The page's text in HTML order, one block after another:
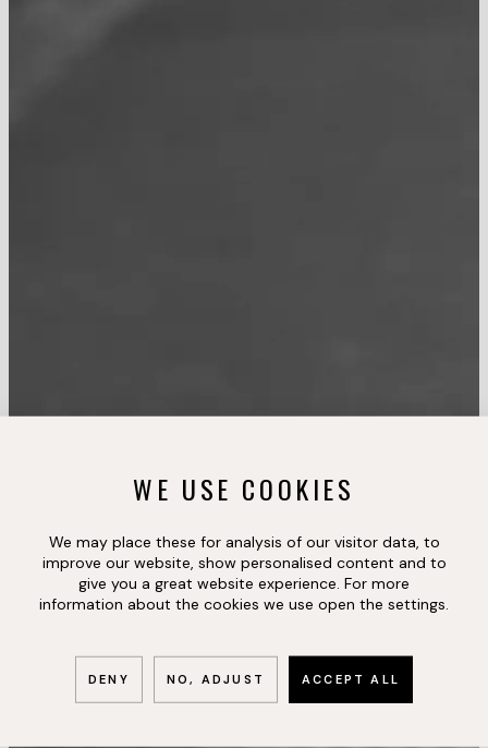
WE USE COOKIES
We may place these for analysis of our visitor data, to
improve our website, show personalised content and to
give you a great website experience. For more
information about the cookies we use open the settings.
DENY NO, ADJUST ACCEPT ALL